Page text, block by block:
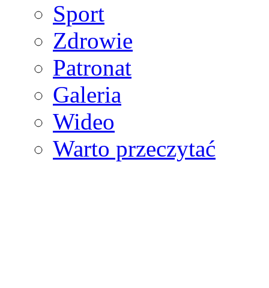
Sport
Zdrowie
Patronat
Galeria
Wideo
Warto przeczytać